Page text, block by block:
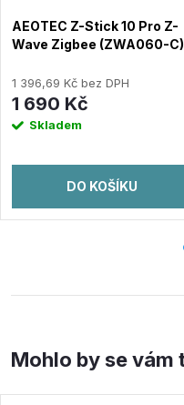
AEOTEC Z-Stick 10 Pro Z-
Wave Zigbee (ZWA060-C)
1 396,69 Kč bez DPH
1 690 Kč
Skladem
DO KOŠÍKU